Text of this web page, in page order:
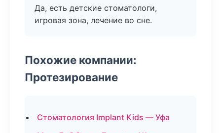
Да, есть детские стоматологи,
игровая зона, лечение во сне.
Похожие компании:
Протезирование
Стоматология Implant Kids — Уфа